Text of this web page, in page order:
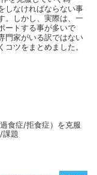
しなければならない事
。しかし、実際は、一
ートする事が多いで
門家がいる訳ではない
ツをまとめました。
食症/拒食症）を克服
課題